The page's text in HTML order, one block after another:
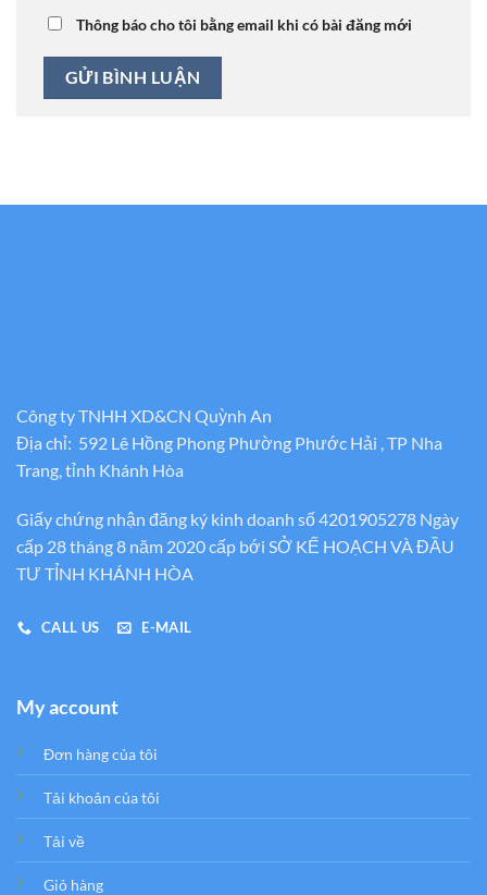
Thông báo cho tôi bằng email khi có bài đăng mới
Công ty TNHH XD&CN Quỳnh An
Địa chỉ: 592 Lê Hồng Phong Phường Phước Hải , TP Nha
Trang, tỉnh Khánh Hòa
Giấy chứng nhận đăng ký kinh doanh số 4201905278 Ngày
cấp 28 tháng 8 năm 2020 cấp bới SỞ KẾ HOẠCH VÀ ĐẦU
TƯ TỈNH KHÁNH HÒA
CALL US E-MAIL
My account
Đơn hàng của tôi
Tải khoản của tôi
Tải về
Giỏ hàng